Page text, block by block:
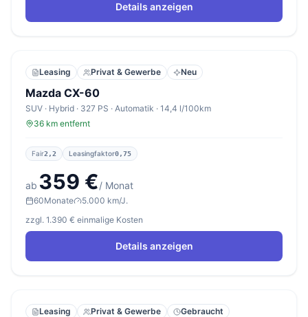
Details anzeigen
Leasing Privat & Gewerbe Neu
Mazda CX-60
SUV · Hybrid · 327 PS · Automatik · 14,4 l/100km
36 km entfernt
Fair2,2 Leasingfaktor0,75
ab 359 €/ Monat
60Monate
5.000 km/J.
zzgl. 1.390 € einmalige Kosten
Details anzeigen
Leasing Privat & Gewerbe Gebraucht